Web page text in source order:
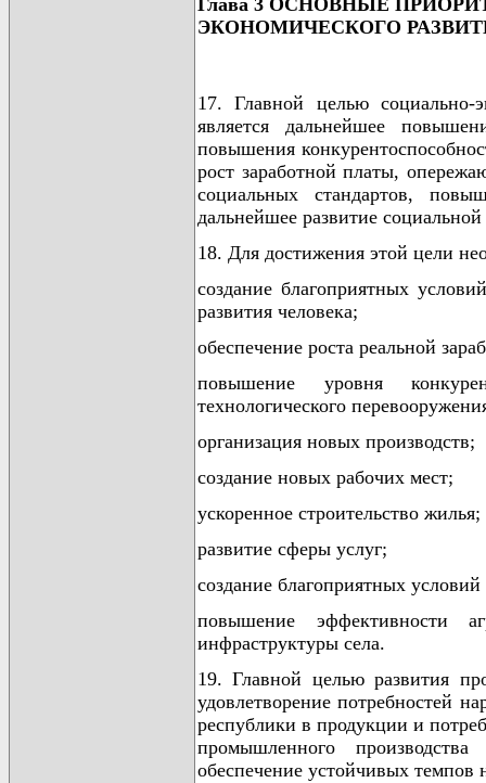
Глава 3 ОСНОВНЫЕ
ЭКОНОМИЧЕСКОГО
17. Главной целью социально-
является дальнейшее
повышения
рост заработной платы,
социальных стандартов,
дальнейшее развитие
18. Для достижения этой цели
создание благоприятных
развития человека;
обеспечение роста реальной
повышение уровня
технологического
организация новых производств;
создание новых рабочих мест;
ускоренное строительство жилья;
развитие сферы услуг;
создание благоприятных
повышение эффективности
инфраструктуры села.
19. Главной целью развития
удовлетворение потребностей
республики в продукции и
промышленного
обеспечение устойчивых темпов